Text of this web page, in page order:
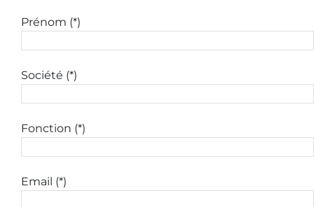
Prénom (*)
Société (*)
Fonction (*)
Email (*)